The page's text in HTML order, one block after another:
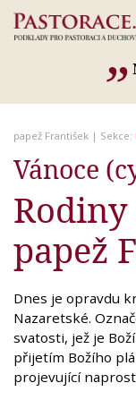
papež František | Sekce:
Vánoce
Rodiny
papež
Dnes je opravdu
Nazaretské.
svatosti, jež je
přijetím Božího
projevující